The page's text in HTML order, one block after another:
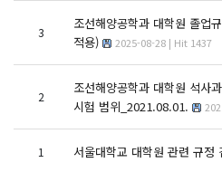
3
조선해양공학과 대학원 졸업
적용)
2025-08-28 | Hit 1437
2
조선해양공학과 대학원 석사
시험 범위_2021.08.01.
1 서울대학교 대학원 관련 규정